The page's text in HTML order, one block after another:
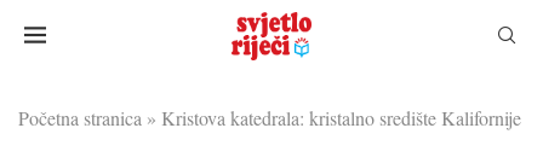
Početna stranica » Kristova katedrala: kristalno središte Kalifornije